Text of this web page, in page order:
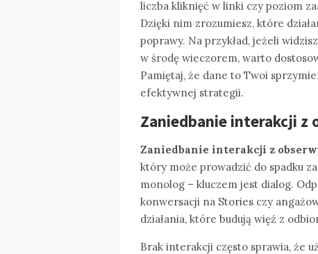
liczba kliknięć w linki czy poziom
Dzięki nim zrozumiesz, które
poprawy. Na przykład, jeżeli
w środę wieczorem, warto
Pamiętaj, że dane to Twoi
efektywnej strategii.
Zaniedbanie interakcji z
Zaniedbanie interakcji z
który może prowadzić do spadku
monolog – kluczem jest dialog.
konwersacji na Stories czy
działania, które budują więź z
Brak interakcji często sprawia, że